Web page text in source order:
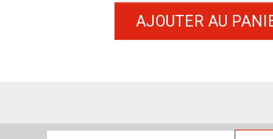
AJOUTER AU